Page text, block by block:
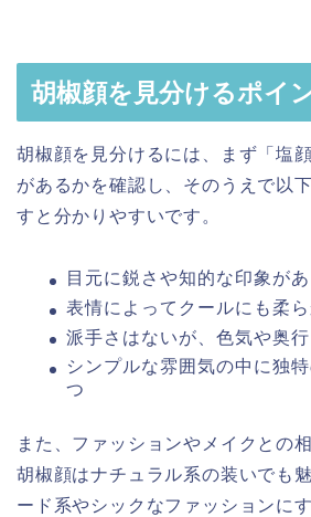
胡椒顔を見分けるポイ
胡椒顔を見分けるには、まず「塩
があるかを確認し、そのうえで以
すと分かりやすいです。
目元に鋭さや知的な印象があ
表情によってクールにも柔
派手さはないが、色気や奥
シンプルな雰囲気の中に独
つ
また、ファッションやメイクとの
胡椒顔はナチュラル系の装いでも
ード系やシックなファッションに